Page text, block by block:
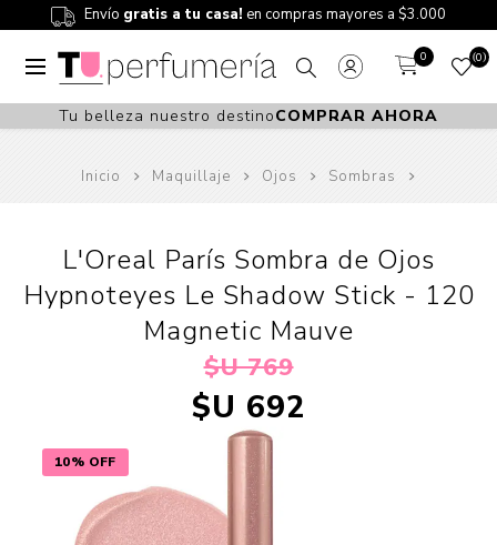
Envío gratis a tu casa! en compras mayores a $3.000
0 0
Tu belleza nuestro destinoCOMPRAR AHORA
Inicio Maquillaje Ojos Sombras
10% OFF
L'Oreal París Sombra de Ojos
Hypnoteyes Le Shadow Stick - 120
Magnetic Mauve
$U 769
$U 692